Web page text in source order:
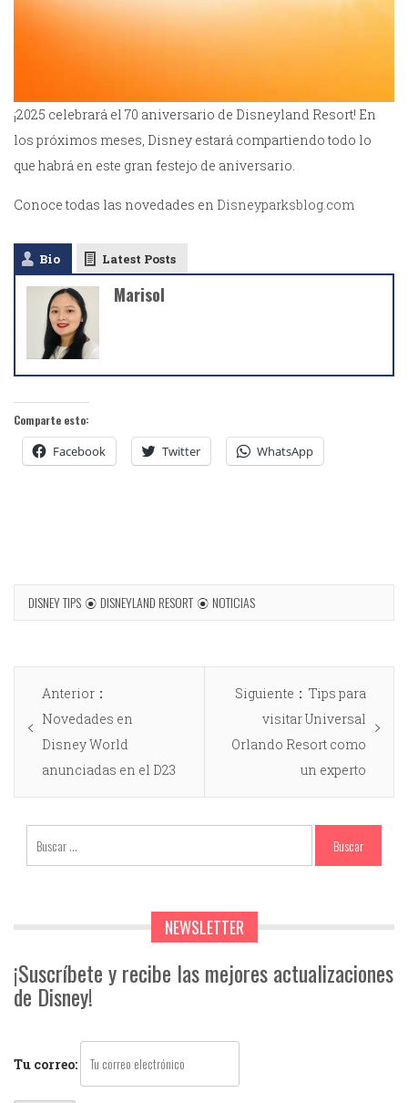
¡2025 celebrará el 70 aniversario de Disneyland Resort! En
los próximos meses, Disney estará compartiendo todo lo
que habrá en este gran festejo de aniversario.
Conoce todas las novedades en Disneyparksblog.com
Bio Latest Posts
Marisol
Comparte esto:
Facebook Twitter WhatsApp
DISNEY TIPS DISNEYLAND RESORT NOTICIAS
Anterior
Novedades en
Disney World
anunciadas en el D23
Siguiente
Tips para
visitar Universal
Orlando Resort como
un experto
NEWSLETTER
¡Suscríbete y recibe las mejores actualizaciones
de Disney!
Tu correo: